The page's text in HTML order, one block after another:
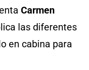
Carmen
las diferentes
en cabina para